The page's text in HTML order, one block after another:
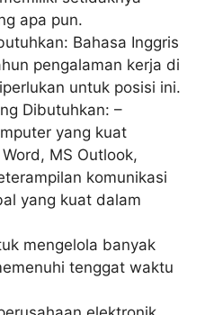
apa pun.
Bahasa Inggris
pengalaman kerja di
untuk posisi ini.
Dibutuhkan: –
yang kuat
MS Outlook,
komunikasi
yang kuat dalam
mengelola banyak
tenggat waktu